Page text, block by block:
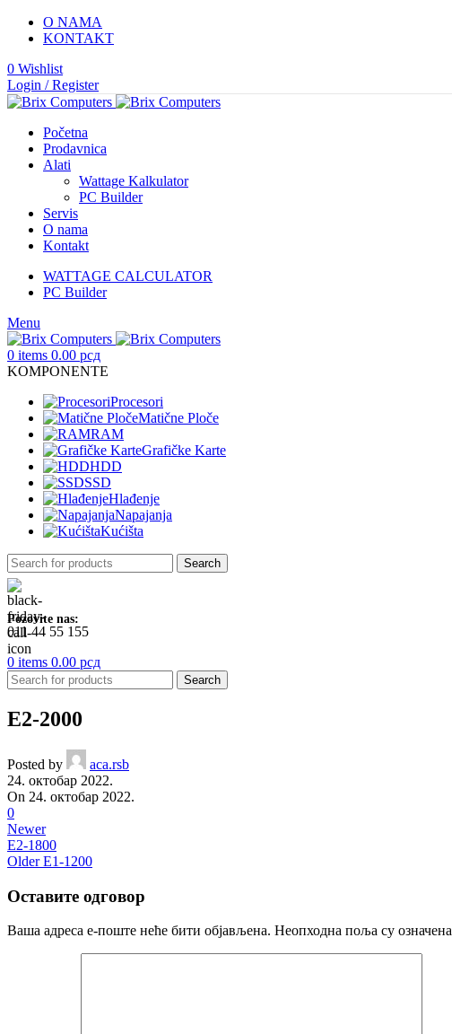
O NAMA
KONTAKT
0 Wishlist
Login / Register
Početna
Prodavnica
Alati
Wattage Kalkulator
PC Builder
Servis
O nama
Kontakt
WATTAGE CALCULATOR
PC Builder
Menu
0 items 0.00 рсд
KOMPONENTE
Procesori
Matične Ploče
RAM
Grafičke Karte
HDD
SSD
Hlađenje
Napajanja
Kućišta
Search
Pozovite nas:
011 44 55 155
0 items 0.00 рсд
Search
E2-2000
Posted by
aca.rsb
24. октобар 2022.
On 24. октобар 2022.
0
Newer
E2-1800
Older E1-1200
Оставите одговор
Ваша адреса е-поште неће бити објављена. Неопходна поља су означена